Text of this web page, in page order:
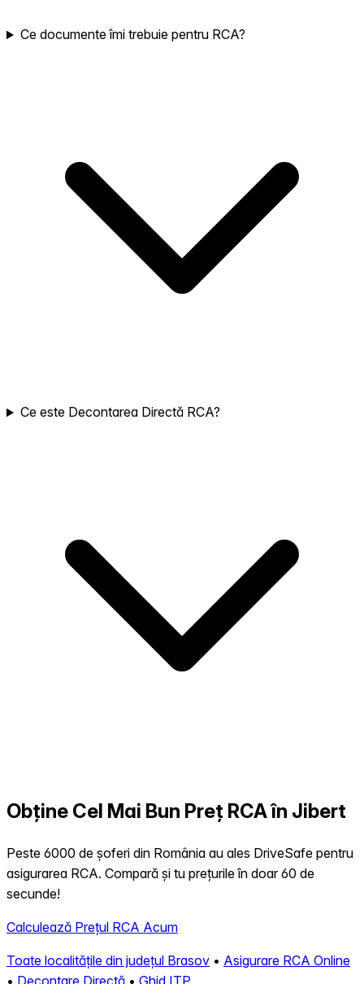
Ce documente îmi trebuie pentru RCA?
Ce este Decontarea Directă RCA?
Obține Cel Mai Bun Preț RCA în Jibert
Peste 6000 de șoferi din România au ales DriveSafe pentru
asigurarea RCA. Compară și tu prețurile în doar 60 de
secunde!
Calculează Prețul RCA Acum
Toate localitățile din județul Brasov • Asigurare RCA Online